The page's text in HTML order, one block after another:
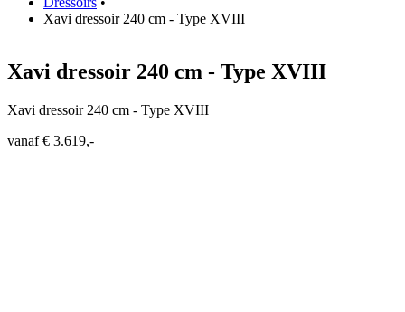
Xavi dressoir 240 cm - Type XVIII
Xavi dressoir 240 cm - Type XVIII
Xavi dressoir 240 cm - Type XVIII
vanaf € 3.619,-